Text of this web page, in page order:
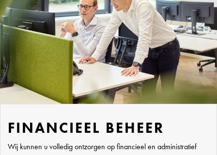
FINANCIEEL BEHEER
Wij kunnen u volledig ontzorgen op financieel en administratief